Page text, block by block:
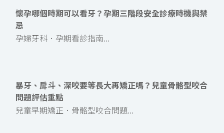
懷孕哪個時期可以看牙？孕期三階段安全診療時機與禁
忌
孕婦牙科．孕期看診指南...
暴牙、戽斗、深咬要等長大再矯正嗎？兒童骨骼型咬合
問題評估重點
兒童早期矯正．骨骼型咬合問題...